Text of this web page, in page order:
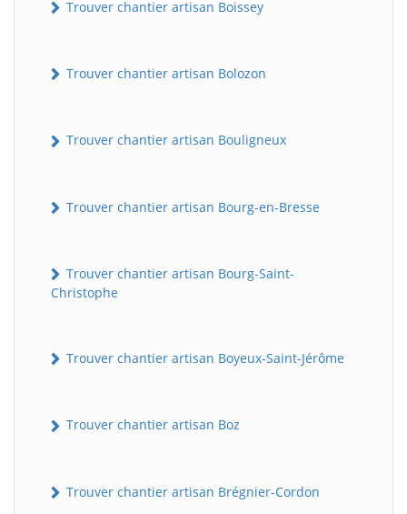
Trouver chantier artisan Boissey
Trouver chantier artisan Bolozon
Trouver chantier artisan Bouligneux
Trouver chantier artisan Bourg-en-Bresse
Trouver chantier artisan Bourg-Saint-
Christophe
Trouver chantier artisan Boyeux-Saint-Jérôme
Trouver chantier artisan Boz
Trouver chantier artisan Brégnier-Cordon